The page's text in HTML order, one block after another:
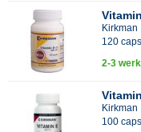
Kirkman
120
2-3
Kirkman
100